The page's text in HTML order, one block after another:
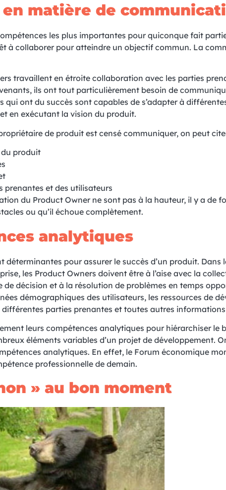
matière de
les plus importantes pour quiconque fait
à collaborer pour atteindre un objectif commun. La
travaillent en étroite collaboration avec les parties
ils ont tout particulièrement besoin de
ont du succès sont capables de s’adapter à
en exécutant la vision du produit.
de produit est censé communiquer, on peut
du produit
prenantes et des utilisateurs
du Product Owner ne sont pas à la hauteur, il y a de
ou qu’il échoue complètement.
analytiques
déterminantes pour assurer le succès d’un produit. Dans
les Product Owners doivent être à l’aise avec la
de décision et à la résolution de problèmes en temps
démographiques des utilisateurs, les ressources de
parties prenantes et toutes autres
leurs compétences analytiques pour hiérarchiser le
éléments variables d’un projet de développement.
analytiques. En effet, le Forum économique
professionnelle de demain.
» au bon moment